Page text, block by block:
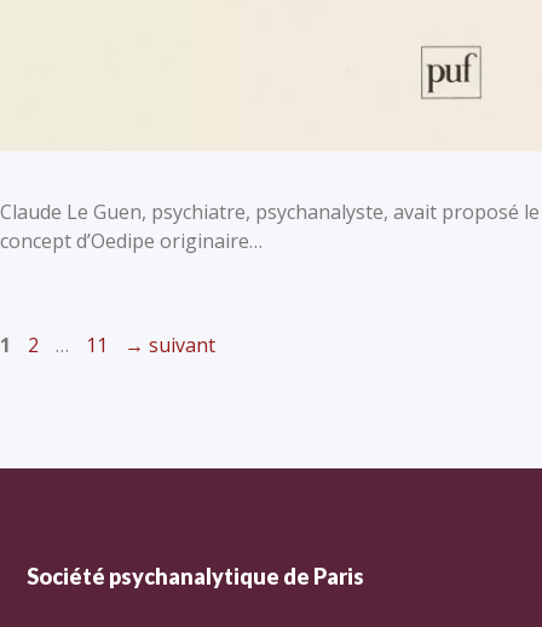
Claude Le Guen, psychiatre, psychanalyste, avait proposé le
concept d’Oedipe originaire…
1 2 … 11 → suivant
Société psychanalytique de Paris